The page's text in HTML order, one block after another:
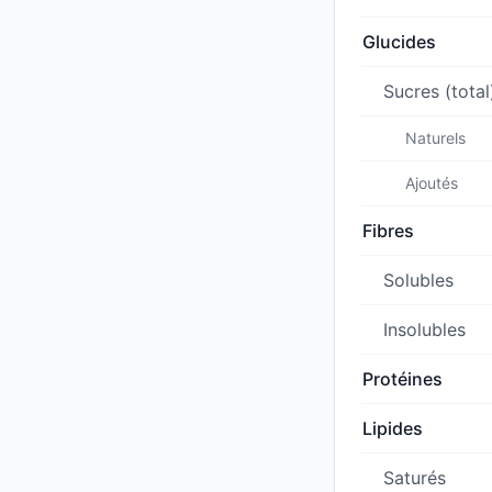
Glucides
Sucres
Naturels
Ajoutés
Fibres
Solubles
Insolubles
Protéines
Lipides
Saturés